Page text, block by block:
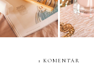
1 KOMENTÁR